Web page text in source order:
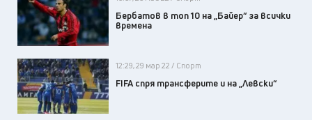
Бербатов в топ 10 на „Байер“ за всички
времена
12:29, 29 мар 22 / Спорт
FIFA спря трансферите и на „Левски“